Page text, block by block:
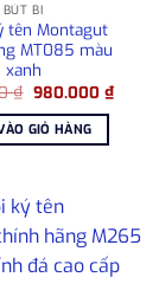
BÚT BI
tên Montagut
MT085 màu
xanh
₫ Giá
là:
1.280.000 ₫.
980.000 ₫Giá
hiện
GIỎ HÀNG